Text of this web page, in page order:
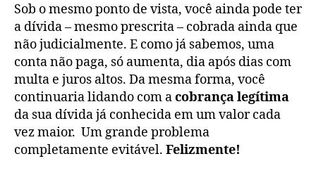
Sob o mesmo ponto de vista, você ainda pode ter
a dívida – mesmo prescrita – cobrada ainda que
não judicialmente. E como já sabemos, uma
conta não paga, só aumenta, dia após dias com
multa e juros altos. Da mesma forma, você
continuaria lidando com acobrança legítima
da sua dívida já conhecida em um valor cada
vez maior. Um grande problema
completamente evitável. Felizmente!